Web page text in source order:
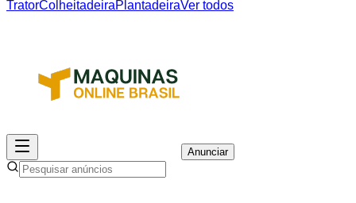
TratorColheitadeiraPlantadeiraVer todos
Anunciar